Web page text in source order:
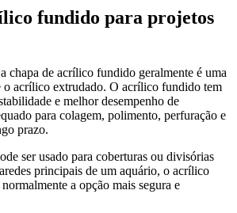
fundido para projetos
chapa de acrílico fundido geralmente é uma
o acrílico extrudado. O acrílico fundido tem
e melhor desempenho de
para colagem, polimento, perfuração e
prazo.
ser usado para coberturas ou divisórias
principais de um aquário, o acrílico
a opção mais segura e